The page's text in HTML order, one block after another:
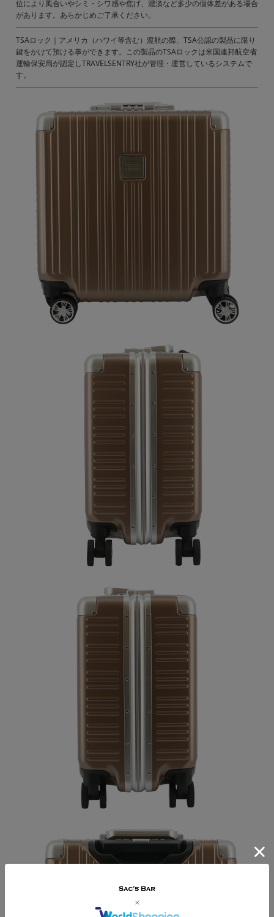
位により風合いやシミ・シワ感や焦げ、濃淡など多少の個体差がある場合
があります。あらかじめご了承ください。
TSAロック｜アメリカ（ハワイ等含む）渡航の際、TSA公認の製品に限り
鍵をかけて預ける事ができます。この製品のTSAロックは米国連邦航空省
運輸保安局が認定しTRAVELSENTRY社が管理・運営しているシステムで
す。